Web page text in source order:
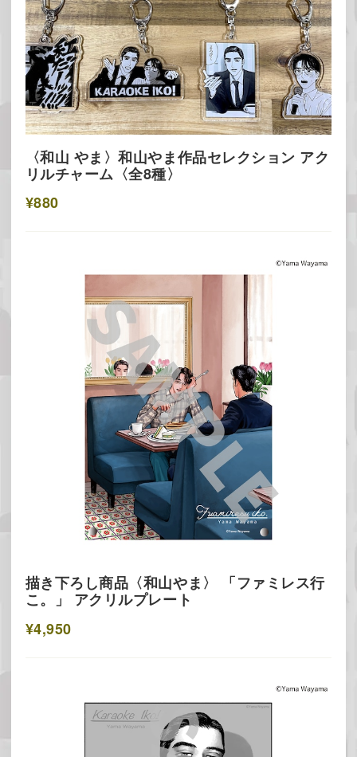
〈和山 やま〉和山やま作品セレクション アク
リルチャーム〈全8種〉
¥880
描き下ろし商品〈和山やま〉 「ファミレス行
こ。」 アクリルプレート
¥4,950